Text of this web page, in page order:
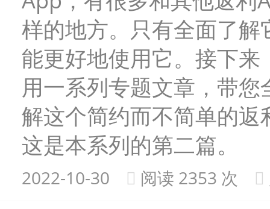
样的地方。只有全面了解
能更好地使用它。接下来
用一系列专题文章，带您
解这个简约而不简单的返
这是本系列的第二篇。
2022-10-30 阅读 2353 次